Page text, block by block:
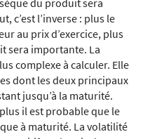
c’est l’inverse : plus le
au prix d’exercice, plus
sera importante. La
complexe à calculer. Elle
dont les deux principaux
jusqu’à la maturité.
il est probable que le
à maturité. La volatilité